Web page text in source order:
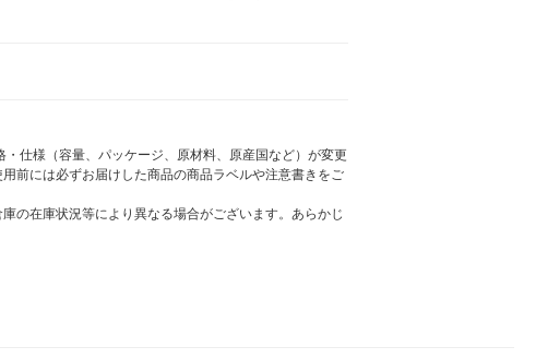
仕様（容量、パッケージ、原材料、原産国など）が変更
前には必ずお届けした商品の商品ラベルや注意書きをご
の在庫状況等により異なる場合がございます。あらかじ